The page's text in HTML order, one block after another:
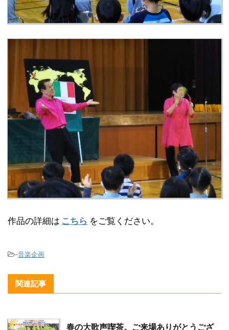
作品の詳細は こちら をご覧ください。
-音楽企画
関連記事
春の大歌声喫茶。ご来場ありがとうござ